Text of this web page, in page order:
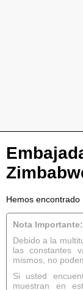
Hemos encontrado
Nota Importante:
Debido a la
las constantes
mismos, no
Si usted
muestran en